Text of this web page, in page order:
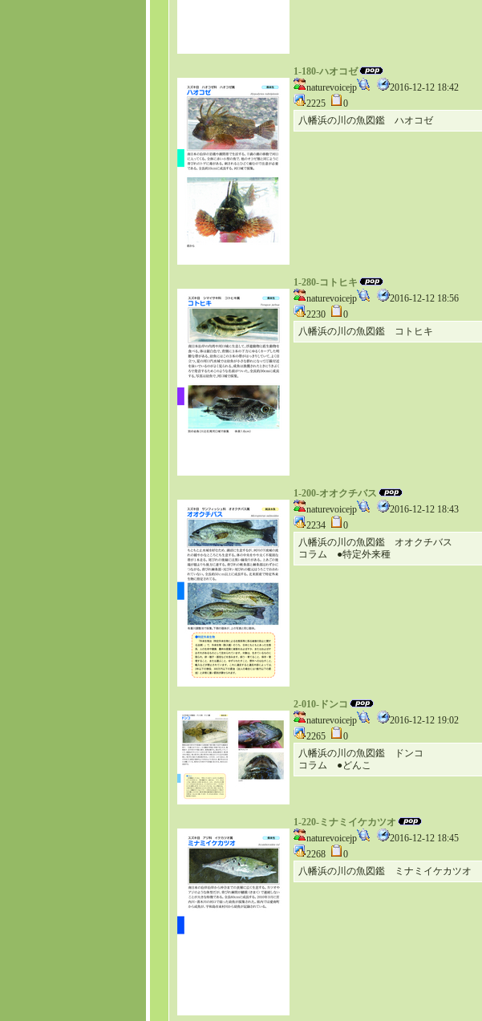
1-180-ハオコゼ
naturevoicejp
2016-12-12 18:42
2225
0
八幡浜の川の魚図鑑 ハオコゼ
1-280-コトヒキ
naturevoicejp
2016-12-12 18:56
2230
0
八幡浜の川の魚図鑑 コトヒキ
1-200-オオクチバス
naturevoicejp
2016-12-12 18:43
2234
0
八幡浜の川の魚図鑑 オオクチバス
コラム ●特定外来種
2-010-ドンコ
naturevoicejp
2016-12-12 19:02
2265
0
八幡浜の川の魚図鑑 ドンコ
コラム ●どんこ
1-220-ミナミイケカツオ
naturevoicejp
2016-12-12 18:45
2268
0
八幡浜の川の魚図鑑 ミナミイケカツオ